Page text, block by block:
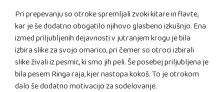
Pri prepevanju so otroke spremljali zvoki kitare in flavte,
kar je še dodatno obogatilo njihovo glasbeno izkušnjo. Ena
izmed priljubljenih dejavnosti v jutranjem krogu je bila
izbira slike za svojo omarico, pri čemer so otroci izbirali
slike živali iz pesmic, ki smo jih peli. Še posebej priljubljena je
bila pesem Ringa raja, kjer nastopa kokoš. To je otrokom
dalo še dodatno motivacijo za sodelovanje.